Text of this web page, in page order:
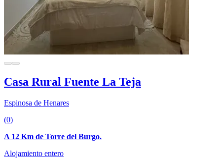
Casa Rural Fuente La Teja
Espinosa de Henares
(0)
A 12 Km de Torre del Burgo.
Alojamiento entero